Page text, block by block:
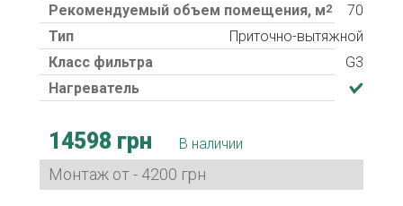
Рекомендуемый объем помещения, м2
70
Тип
Приточно-вытяжной
Класс фильтра
G3
Нагреватель
14598 грн В наличии
Монтаж от - 4200 грн